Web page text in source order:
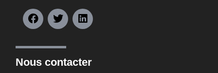
Nous contacter